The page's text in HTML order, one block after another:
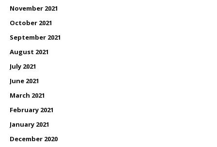
November 2021
October 2021
September 2021
August 2021
July 2021
June 2021
March 2021
February 2021
January 2021
December 2020